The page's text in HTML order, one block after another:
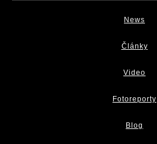
News
Články
Video
Fotoreporty
Blog